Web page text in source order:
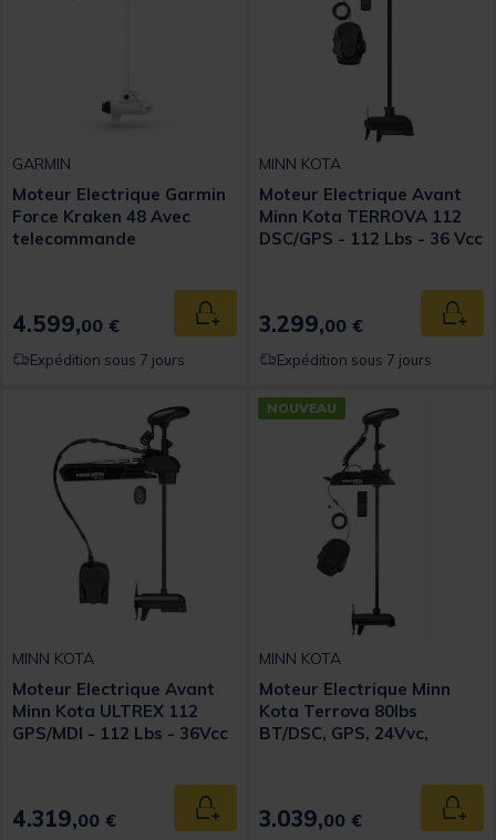
GARMIN
Moteur Electrique Garmin
Force Kraken 48 Avec
telecommande
4.599,00 € Ajouter au panier
Expédition sous 7 jours
MINN KOTA
Moteur Electrique Avant
Minn Kota TERROVA 112
DSC/GPS - 112 Lbs - 36 Vcc
3.299,00 €
Expédition sous 7 jours
MINN KOTA
Moteur Electrique Avant
Minn Kota ULTREX 112
GPS/MDI - 112 Lbs - 36Vcc
4.319,00 € Ajouter au panier
NOUVEAU
MINN KOTA
Moteur Electrique Minn
Kota Terrova 80lbs
BT/DSC, GPS, 24Vvc,
3.039,00 €